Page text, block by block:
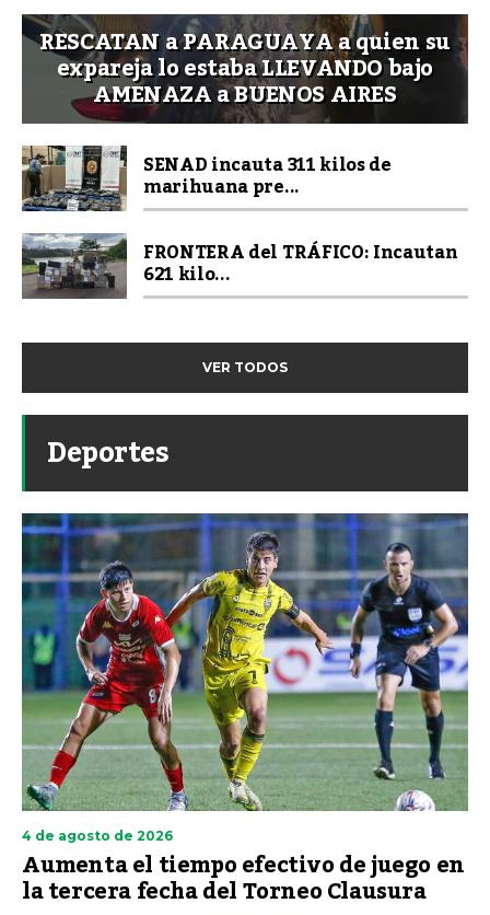
RESCATAN a PARAGUAYA a quien su
expareja lo estaba LLEVANDO bajo
AMENAZA a BUENOS AIRES
SENAD incauta 311 kilos de
marihuana pre...
FRONTERA del TRÁFICO: Incautan
621 kilo...
VER TODOS
Deportes
4 de agosto de 2026
Aumenta el tiempo efectivo de juego en
la tercera fecha del Torneo Clausura